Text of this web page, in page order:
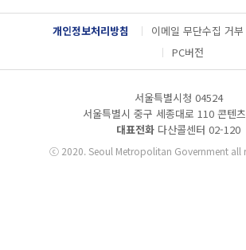
g
l
e
l
다
운
개인정보처리방침 이메일 무단수집 거부
PC버전
서울특별시청 04524
서울특별시 중구 세종대로 110 콘텐
대표전화 다산콜센터 02-120
ⓒ2020. Seoul Metropolitan Government all